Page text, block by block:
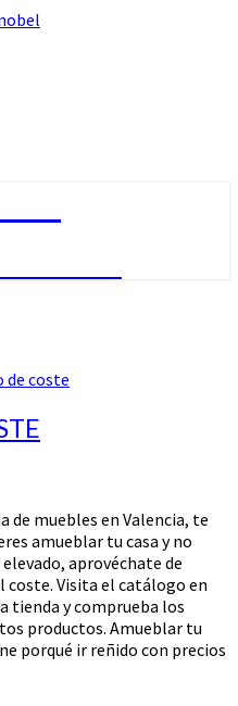
muebles en Valencia, te
amueblar tu casa y no
aprovéchate de
coste. Visita el catálogo en
tienda y comprueba los
productos. Amueblar tu
porqué ir reñido con precios